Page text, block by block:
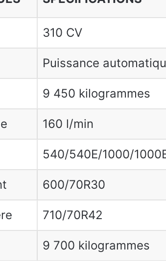
310 CV
Puissance
9 450 kilogrammes
160 l/min
540/540E/1000/
600/70R30
710/70R42
9 700 kilogrammes